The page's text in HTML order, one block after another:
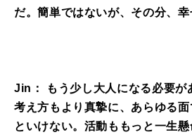
だ。簡単ではないが、その分、幸
Jin： もう少し大人になる必要が
考え方もより真摯に、あらゆる
といけない。活動ももっと一生懸